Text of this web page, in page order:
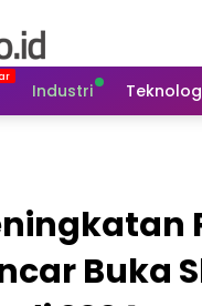
Industri
Buka